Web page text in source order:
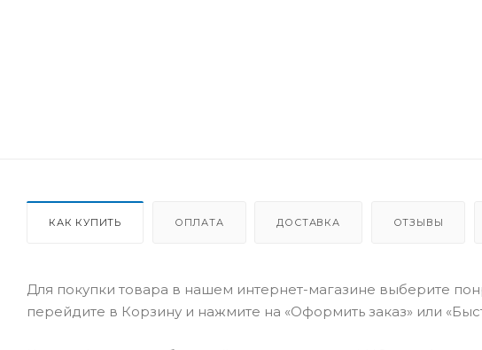
КАК КУПИТЬ ОПЛАТА ДОСТАВКА ОТЗЫВЫ
Для покупки товара в нашем интернет-магазине выберите
перейдите в Корзину и нажмите на «Оформить заказ» или